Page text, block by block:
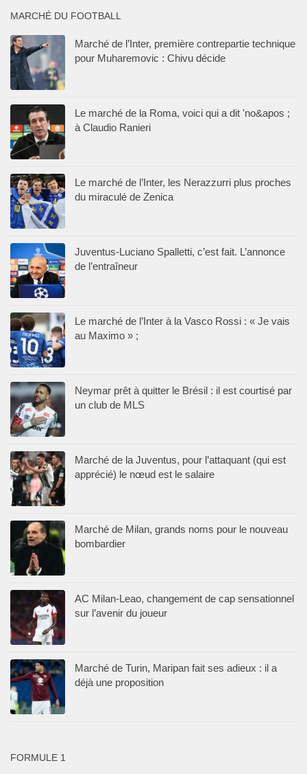
MARCHÉ DU FOOTBALL
Marché de l’Inter, première contrepartie technique
pour Muharemovic : Chivu décide
Le marché de la Roma, voici qui a dit 'no&apos ;
à Claudio Ranieri
Le marché de l’Inter, les Nerazzurri plus proches
du miraculé de Zenica
Juventus-Luciano Spalletti, c’est fait. L’annonce
de l’entraîneur
Le marché de l’Inter à la Vasco Rossi : « Je vais
au Maximo » ;
Neymar prêt à quitter le Brésil : il est courtisé par
un club de MLS
Marché de la Juventus, pour l’attaquant (qui est
apprécié) le nœud est le salaire
Marché de Milan, grands noms pour le nouveau
bombardier
AC Milan-Leao, changement de cap sensationnel
sur l’avenir du joueur
Marché de Turin, Maripan fait ses adieux : il a
déjà une proposition
FORMULE 1